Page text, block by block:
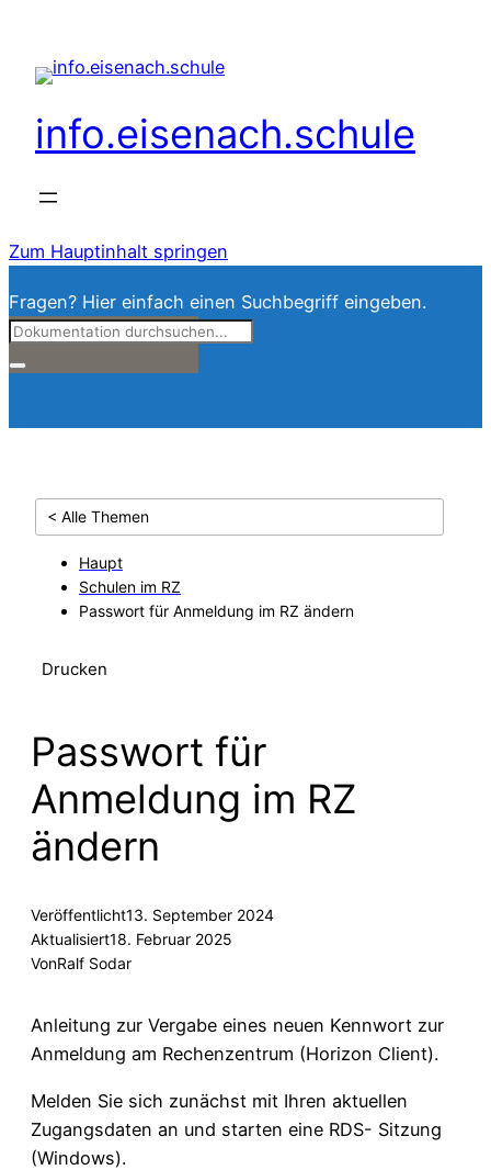
info.eisenach.schule
Zum Hauptinhalt springen
Fragen? Hier einfach einen Suchbegriff eingeben.
< Alle Themen
Haupt
Schulen im RZ
Passwort für Anmeldung im RZ ändern
Drucken
Passwort für
Anmeldung im RZ
ändern
Veröffentlicht13. September 2024
Aktualisiert18. Februar 2025
VonRalf Sodar
Anleitung zur Vergabe eines neuen Kennwort zur
Anmeldung am Rechenzentrum (Horizon Client).
Melden Sie sich zunächst mit Ihren aktuellen
Zugangsdaten an und starten eine RDS- Sitzung
(Windows).